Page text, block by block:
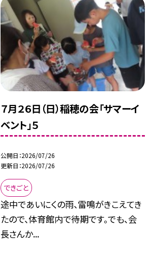
７月２６日（日）稲穂の会「サマーイ
ベント」５
公開日 2026/07/26
更新日 2026/07/26
できごと
途中であいにくの雨、雷鳴がきこえてき
たので、体育館内で待期です。でも、会
長さんか...